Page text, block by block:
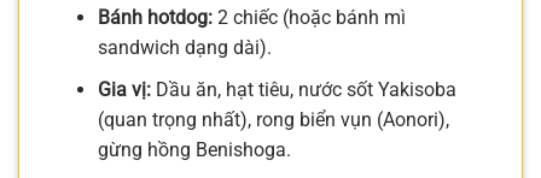
Bánh hotdog:2 chiếc (hoặc bánh mì
sandwich dạng dài).
Gia vị:Dầu ăn, hạt tiêu, nước sốt Yakisoba
(quan trọng nhất), rong biển vụn (Aonori),
gừng hồng Benishoga.